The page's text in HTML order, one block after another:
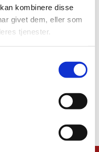
kombinere disse
givet dem, eller som
tjenester.